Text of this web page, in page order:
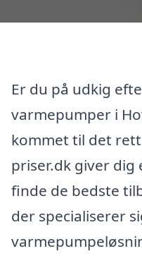
Er du på udkig
varmepumper i
kommet til det
priser.dk giver dig
finde de bedste
der specialiserer